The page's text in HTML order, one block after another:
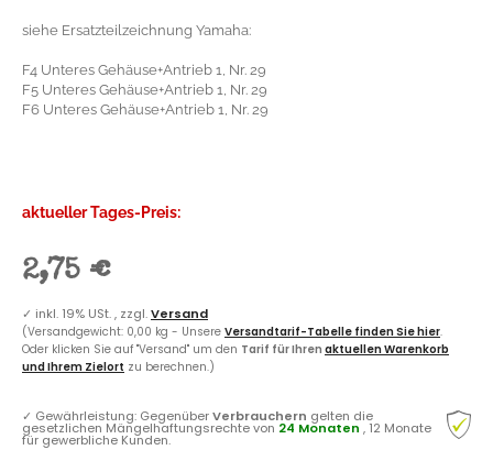
siehe Ersatzteilzeichnung Yamaha:
F4 Unteres Gehäuse+Antrieb 1, Nr. 29
F5 Unteres Gehäuse+Antrieb 1, Nr. 29
F6 Unteres Gehäuse+Antrieb 1, Nr. 29
aktueller Tages-Preis:
2,75 €
✓ inkl. 19% USt. , zzgl.Versand
(Versandgewicht: 0,00 kg - Unsere Versandtarif-Tabelle finden Sie hier.
Oder klicken Sie auf "Versand" um den Tarif für Ihren aktuellen Warenkorb
und Ihrem Zielort zu berechnen.)
✓ Gewährleistung: GegenüberVerbrauchern gelten die
gesetzlichen Mängelhaftungsrechte von 24 Monaten , 12 Monate
für gewerbliche Kunden.